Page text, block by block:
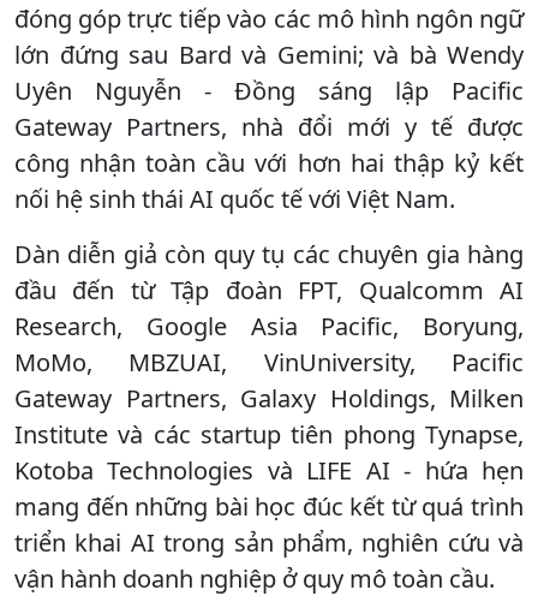
đóng góp trực tiếp vào các mô hình ngôn ngữ
lớn đứng sau Bard và Gemini; và bà Wendy
Uyên Nguyễn - Đồng sáng lập Pacific
Gateway Partners, nhà đổi mới y tế được
công nhận toàn cầu với hơn hai thập kỷ kết
nối hệ sinh thái AI quốc tế với Việt Nam.
Dàn diễn giả còn quy tụ các chuyên gia hàng
đầu đến từ Tập đoàn FPT, Qualcomm AI
Research, Google Asia Pacific, Boryung,
MoMo, MBZUAI, VinUniversity, Pacific
Gateway Partners, Galaxy Holdings, Milken
Institute và các startup tiên phong Tynapse,
Kotoba Technologies và LIFE AI - hứa hẹn
mang đến những bài học đúc kết từ quá trình
triển khai AI trong sản phẩm, nghiên cứu và
vận hành doanh nghiệp ở quy mô toàn cầu.